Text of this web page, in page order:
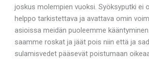
joskus molempien vuoksi. Syöksyputki ei
helppo tarkistettava ja avattava omin
asioissa meidän puoleemme
saamme roskat ja jäät pois niin että ja
sulamisvedet pääsevät poistumaan